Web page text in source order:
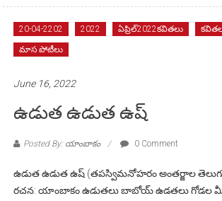
20-04-2202 2022 ఏప్రిల్2022కవితలు
మాస పోటీలు
June 16, 2022
ఉడుత ఉడుత ఉష్
Posted By: యాంబాకం 0 Comment
ఉడుత ఉడుత ఉష్ (తపస్విమనోహరం అంతర్జాల
రచన: యాంబాకం ఉడుతలు బాబోయ్ ఉడతలు గోడల మీద